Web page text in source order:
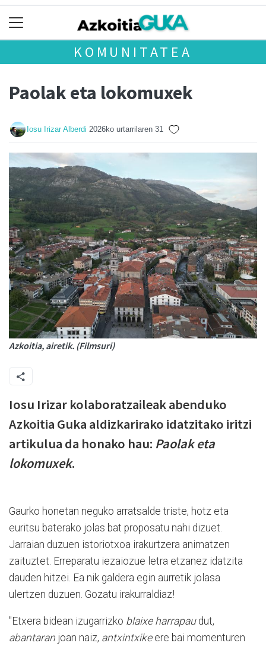
KOMUNITATEA
Paolak eta lokomuxek
Iosu Irizar Alberdi 2026ko urtarrilaren 31
Azkoitia, airetik. (Filmsuri)
Iosu Irizar kolaboratzaileak abenduko
Azkoitia Guka aldizkarirako idatzitako iritzi
artikulua da honako hau: Paolak eta
lokomuxek.
Gaurko honetan neguko arratsalde triste, hotz eta
euritsu baterako jolas bat proposatu nahi dizuet.
Jarraian duzuen istoriotxoa irakurtzera animatzen
zaituztet. Erreparatu iezaiozue letra etzanez idatzita
dauden hitzei. Ea nik galdera egin aurretik jolasa
ulertzen duzuen. Gozatu irakurraldiaz!
"Etxera bidean izugarrizko blaixe harrapaudut,
abantaran joan naiz, antxintxikeere bai momenturen